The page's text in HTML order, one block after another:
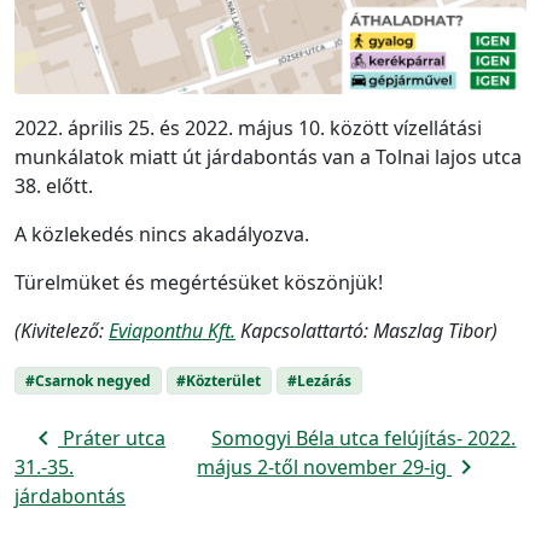
2022. április 25. és 2022. május 10. között vízellátási
munkálatok miatt út járdabontás van a Tolnai lajos utca
38. előtt.
A közlekedés nincs akadályozva.
Türelmüket és megértésüket köszönjük!
(Kivitelező:Eviaponthu Kft. Kapcsolattartó:Maszlag Tibor)
#Csarnok negyed #Közterület #Lezárás
navigate_before Práter utca
31.-35.
járdabontás
Somogyi Béla utca felújítás- 2022.
május 2-től november 29-ig navigate_next